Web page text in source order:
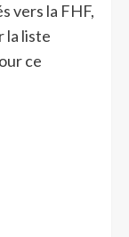
vers la FHF,
la liste
ce